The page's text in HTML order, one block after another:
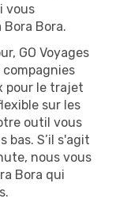
vous
Bora.
GO Voyages
compagnies
pour le trajet
sur les
outil vous
bas. S’il s'agit
nous vous
Bora qui